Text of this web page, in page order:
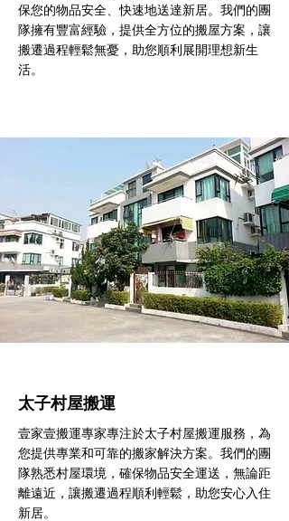
保您的物品安全、快速地送達新居。我們的團
隊擁有豐富經驗，提供全方位的搬屋方案，讓
搬遷過程輕鬆無憂，助您順利展開理想新生
活。
太子村屋搬運
壹家壹搬運專家專注於太子村屋搬運服務，為
您提供專業和可靠的搬家解決方案。我們的團
隊熟悉村屋環境，確保物品安全運送，無論距
離遠近，讓搬遷過程順利輕鬆，助您安心入住
新居。